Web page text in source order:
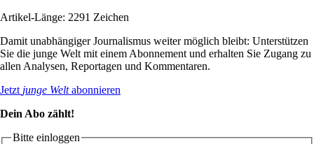
Artikel-Länge: 2291 Zeichen
Damit unabhängiger Journalismus weiter möglich bleibt: Unterstützen
Sie die junge Welt mit einem Abonnement und erhalten Sie Zugang zu
allen Analysen, Reportagen und Kommentaren.
Jetzt junge Weltabonnieren
Dein Abo zählt!
Bitte einloggen